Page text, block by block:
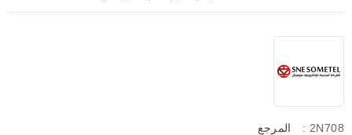
المرجع : 2N708